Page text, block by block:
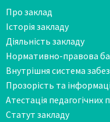
Про заклад
Історія закладу
Діяльність закладу
Нормативно-правова
Внутрішня система
Прозорість та
Атестація педагогічних
Статут закладу